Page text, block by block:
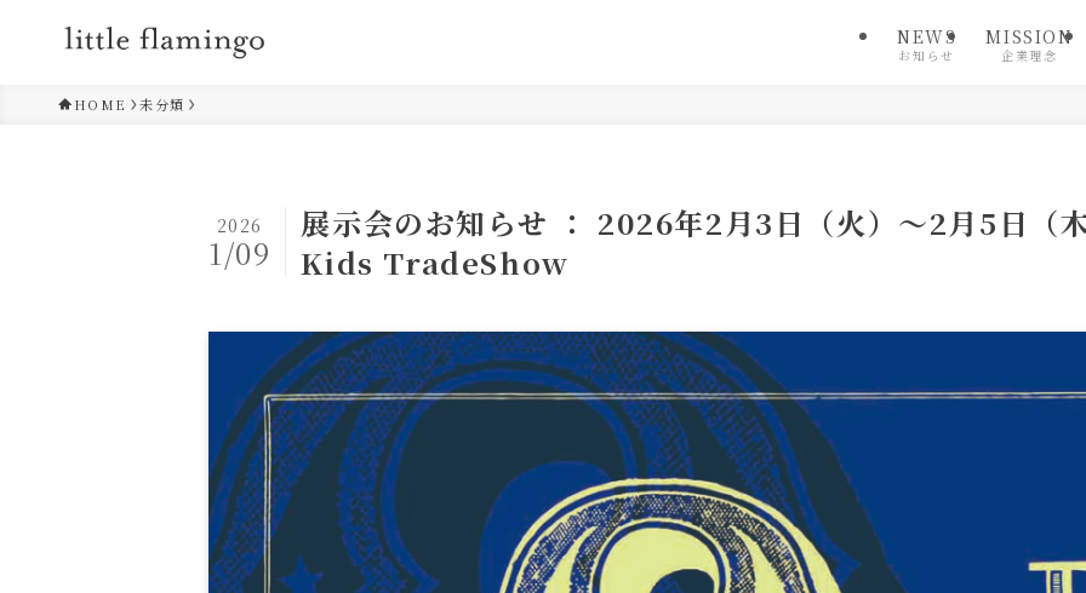
NEWS
お知らせ
MISSION
企業理念
HOME 未分類
展示会のお知らせ ： 2026年2月3日（火）～2月5日
Kids TradeShow
2026
1/09